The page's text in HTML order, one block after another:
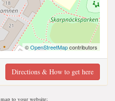
©OpenStreetMapcontributors
Directions & How to get here
map to your website;